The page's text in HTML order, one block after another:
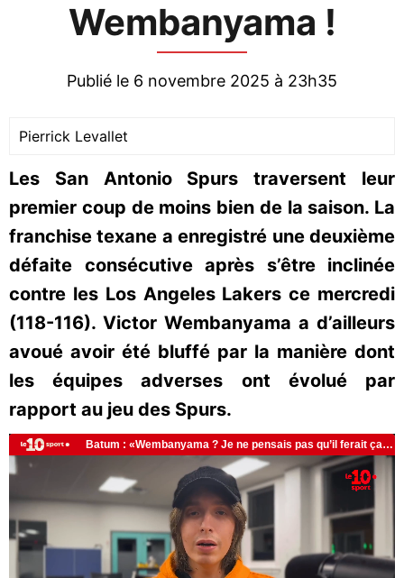
Wembanyama !
Publié le 6 novembre 2025 à 23h35
Pierrick Levallet
Les San Antonio Spurs traversent leur
premier coup de moins bien de la saison. La
franchise texane a enregistré une deuxième
défaite consécutive après s’être inclinée
contre les Los Angeles Lakers ce mercredi
(118-116). Victor Wembanyama a d’ailleurs
avoué avoir été bluffé par la manière dont
les équipes adverses ont évolué par
rapport au jeu des Spurs.